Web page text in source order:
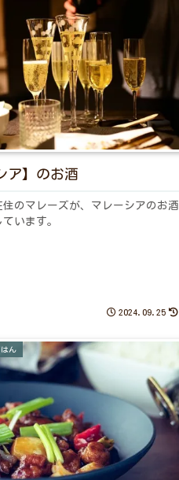
ア】のお酒
住のマレーズが、マレーシアのお
います。
2024.09.25
ん